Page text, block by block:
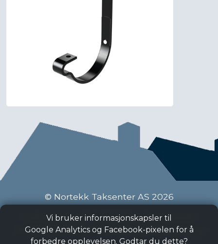
© Nortekk Taksenter AS 2026
Industriveien 9 C, 2020 Skedsmokorset
Tlf:63 87 15 50, Epost:taksenter@nortekk.no
Vi bruker informasjonskapsler til
Google Analytics og Facebook-pixelen for å
forbedre opplevelsen. Godtar du dette?